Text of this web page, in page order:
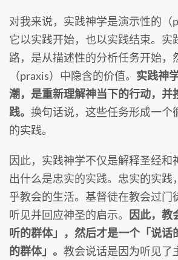
对我来说，实践神学是演示性的（
它以实践开始，也以实践结束。实
路，是从描述性的分析任务开始，
（praxis）中隐含的价值。 实践神
潮，是重新理解神当下的行动，并
践。 换句话说，这些任务形成一个
的实践。
因此，实践神学不仅是解释圣经和
出什么是忠实的实践。忠实的实践
乎教会的生活。基督徒在教会过门
听见并回应神圣的启示。
因此，教
听的群体」，然后才是一个「说话
的群体」。 教会说话是因为听见了